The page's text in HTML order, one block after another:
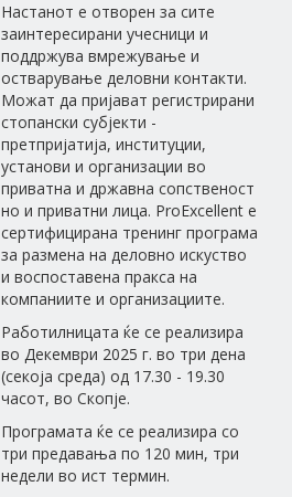
Настанот е отворен за сите
заинтересирани учесници и
поддржува вмрежување и
остварување деловни контакти.
Можат да пријават регистрирани
стопански субјекти -
претпријатија, институции,
установи и организации во
приватна и државна сопственост
но и приватни лица. ProExcellent е
сертифицирана тренинг програма
за размена на деловно искуство
и воспоставена пракса на
компаниите и организациите.
Работилницата ќе се реализира
во Декември 2025 г. во три дена
(секоја среда) од 17.30 - 19.30
часот, во Скопје.
Програмата ќе се реализира со
три предавања по 120 мин, три
недели во ист термин.